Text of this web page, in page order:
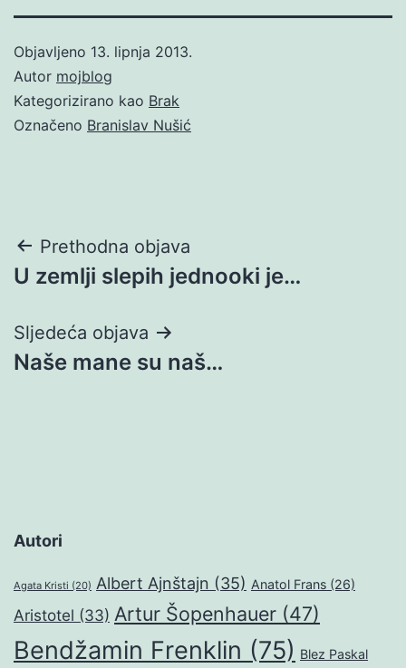
Objavljeno 13. lipnja 2013.
Autor mojblog
Kategorizirano kao Brak
Označeno Branislav Nušić
Navigacija
objava
Prethodna objava
U zemlji slepih jednooki je…
Sljedeća objava
Naše mane su naš…
Autori
Agata Kristi (20) Albert Ajnštajn (35) Anatol Frans (26)
Aristotel (33) Artur Šopenhauer (47)
Bendžamin Frenklin (75) Blez Paskal